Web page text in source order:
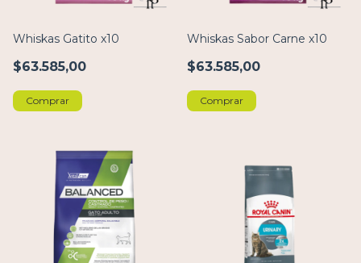
Whiskas Gatito x10
$63.585,00
Comprar
Whiskas Sabor Carne x10
$63.585,00
Comprar